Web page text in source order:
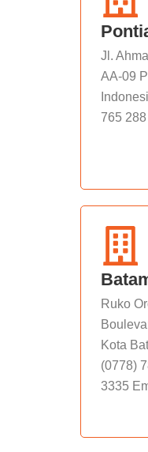
Jl.
AA-09
765
Ruko
Kota
(0778)
3335